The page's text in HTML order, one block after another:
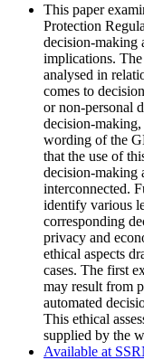
This paper
Protection
decision-making
implications.
analysed in
comes to
or non-personal
decision-
wording of the
that the use of
decision-making
interconnected.
identify various
corresponding
privacy and
ethical aspects
cases. The first
may result from
automated
This ethical
supplied by the
Available at